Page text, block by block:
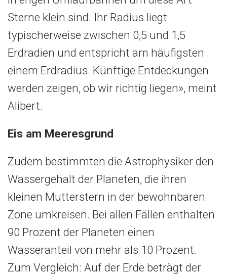
Sterne klein sind. Ihr Radius liegt
typischerweise zwischen 0,5 und 1,5
Erdradien und entspricht am häufigsten
einem Erdradius. Künftige Entdeckungen
werden zeigen, ob wir richtig liegen», meint
Alibert.
Eis am Meeresgrund
Zudem bestimmten die Astrophysiker den
Wassergehalt der Planeten, die ihren
kleinen Mutterstern in der bewohnbaren
Zone umkreisen. Bei allen Fällen enthalten
90 Prozent der Planeten einen
Wasseranteil von mehr als 10 Prozent.
Zum Vergleich: Auf der Erde beträgt der